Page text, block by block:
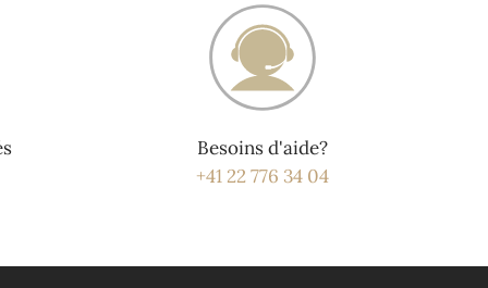
Besoins d'aide?
+41 22 776 34 04